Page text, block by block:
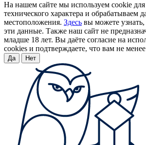
На нашем сайте мы используем cookie
технического характера и обрабатываем
местоположения. Здесь вы можете
эти данные. Также наш сайт не
младше 18 лет. Вы даёте согласие на
cookies и подтверждаете, что вам не
Да Нет